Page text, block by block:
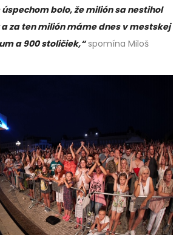
bolo, že milión sa nestihol
za ten milión máme dnes v mestskej
a 900 stoličiek,“spomína Miloš